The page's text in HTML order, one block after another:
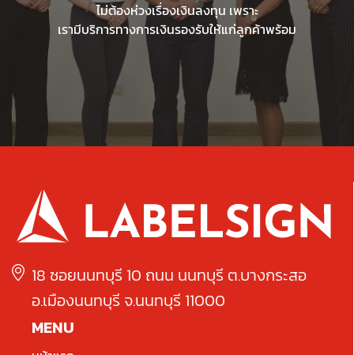
ไม่ต้องห่วงเรื่องเงินลงทุน เพราะ
เรามีบริการทางการเงินรองรับให้แก่ลูกค้าพร้อม
18 ซอยนนทบุรี 10 ถนน นนทบุรี ต.บางกระสอ
อ.เมืองนนทบุรี จ.นนทบุรี 11000
MENU